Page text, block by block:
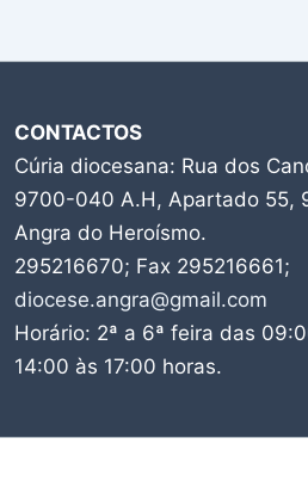
CONTACTOS
Cúria diocesana: Rua dos
9700-040 A.H, Apartado 55,
Angra do Heroísmo.
295216670; Fax 295216661;
diocese.angra@gmail.com
Horário: 2ª a 6ª feira das
14:00 às 17:00 horas.